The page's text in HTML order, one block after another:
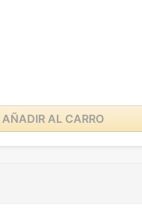
AÑADIR AL CARRO